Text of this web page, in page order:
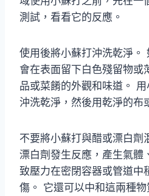
測試，看看它的反應。
使用後將小蘇打沖洗乾淨。
會在表面留下白色殘留物或
品或菜餚的外觀和味道。
沖洗乾淨，然後用乾淨的布
不要將小蘇打與醋或漂白劑
漂白劑發生反應，產生氣體
致壓力在密閉容器或管道中
傷。 它還可以中和這兩種